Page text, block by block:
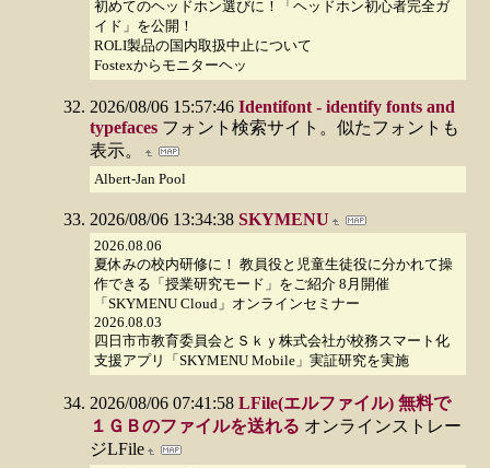
初めてのヘッドホン選びに！「ヘッドホン初心者完全ガ
イド」を公開！
ROLI製品の国内取扱中止について
Fostexからモニターヘッ
2026/08/06 15:57:46 Identifont - identify fonts and
typefaces フォント検索サイト。似たフォントも
表示。
Albert-Jan Pool
2026/08/06 13:34:38 SKYMENU
2026.08.06
夏休みの校内研修に！ 教員役と児童生徒役に分かれて操
作できる「授業研究モード」をご紹介 8月開催
「SKYMENU Cloud」オンラインセミナー
2026.08.03
四日市市教育委員会とＳｋｙ株式会社が校務スマート化
支援アプリ「SKYMENU Mobile」実証研究を実施
2026/08/06 07:41:58 LFile(エルファイル) 無料で
１ＧＢのファイルを送れる オンラインストレー
ジLFile